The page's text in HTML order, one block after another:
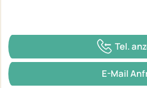
Tel.
E-Mail